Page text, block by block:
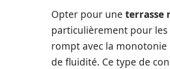
Opter pour une terrasse
particulièrement pour
rompt avec la
de fluidité. Ce type de